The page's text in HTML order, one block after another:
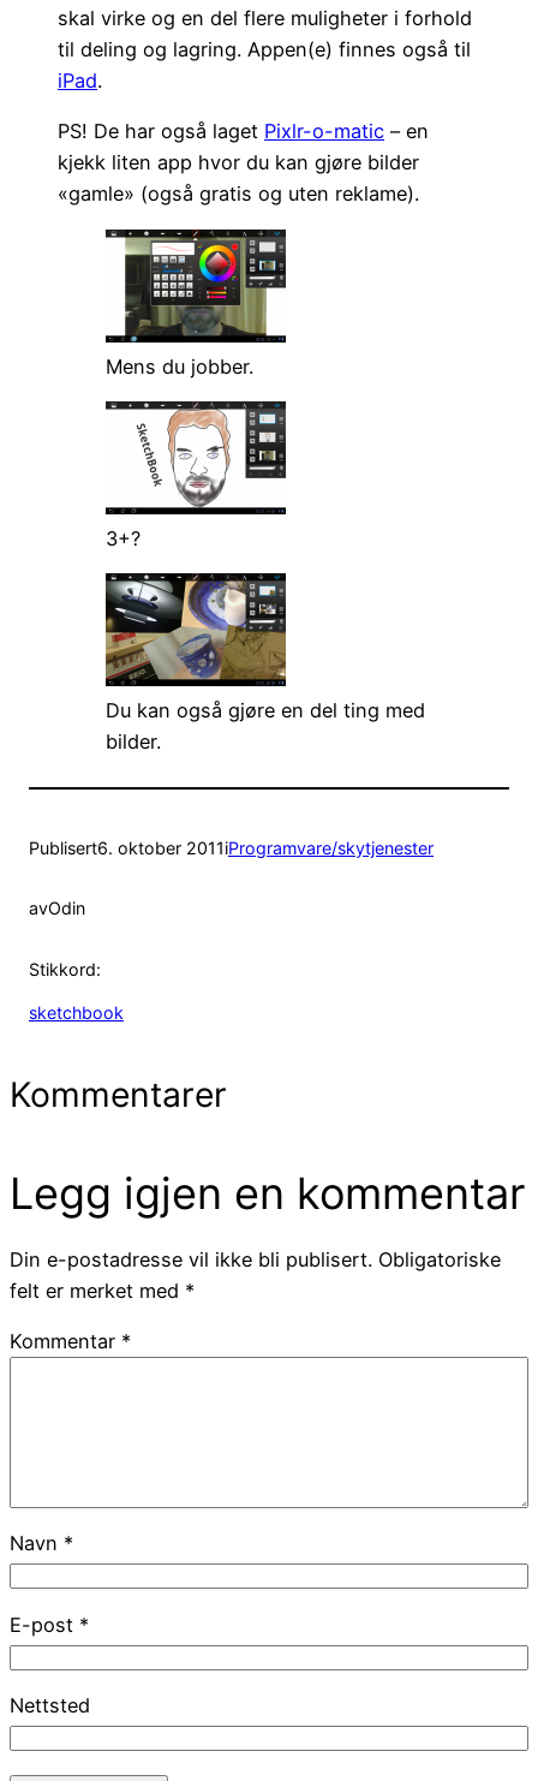
skal virke og en del flere muligheter i forhold
til deling og lagring. Appen(e) finnes også til
iPad.
PS! De har også laget Pixlr-o-matic – en
kjekk liten app hvor du kan gjøre bilder
«gamle» (også gratis og uten reklame).
Mens du jobber.
3+?
Du kan også gjøre en del ting med
bilder.
Publisert6. oktober 2011iProgramvare/skytjenester
avOdin
Stikkord:
sketchbook
Kommentarer
Legg igjen en kommentar
Din e-postadresse vil ikke bli publisert. Obligatoriske
felt er merket med *
Kommentar *
Navn *
E-post *
Nettsted